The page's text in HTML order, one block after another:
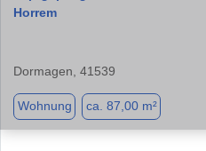
Horrem
Dormagen, 41539
Wohnung ca. 87,00 m²